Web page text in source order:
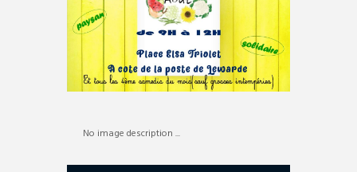
No image description ...